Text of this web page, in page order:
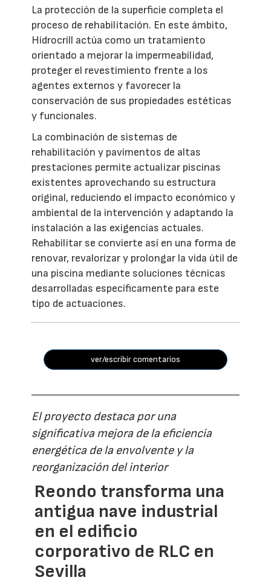
La protección de la superficie completa el
proceso de rehabilitación. En este ámbito,
Hidrocrill actúa como un tratamiento
orientado a mejorar la impermeabilidad,
proteger el revestimiento frente a los
agentes externos y favorecer la
conservación de sus propiedades estéticas
y funcionales.
La combinación de sistemas de
rehabilitación y pavimentos de altas
prestaciones permite actualizar piscinas
existentes aprovechando su estructura
original, reduciendo el impacto económico y
ambiental de la intervención y adaptando la
instalación a las exigencias actuales.
Rehabilitar se convierte así en una forma de
renovar, revalorizar y prolongar la vida útil de
una piscina mediante soluciones técnicas
desarrolladas específicamente para este
tipo de actuaciones.
ver/escribir comentarios
El proyecto destaca por una
significativa mejora de la eficiencia
energética de la envolvente y la
reorganización del interior
Reondo transforma una
antigua nave industrial
en el edificio
corporativo de RLC en
Sevilla